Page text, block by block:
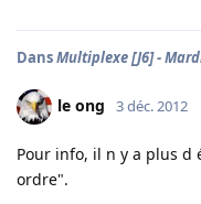
DansMultiplexe [J6] -
le ong 3 déc. 2012
Pour info, il n y a plus d
ordre".